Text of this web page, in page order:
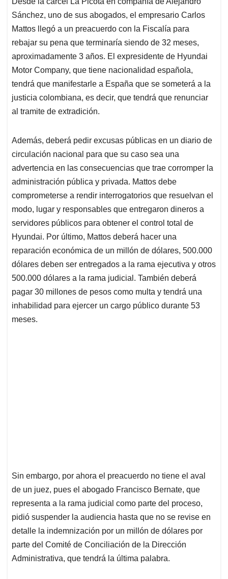
s
A
p
p
b
o
o
k
e
d
I
n
l
a
d
s
Sánchez, uno de sus abogados, el empresario Carlos
Mattos llegó a un preacuerdo con la Fiscalía para
rebajar su pena que terminaría siendo de 32 meses,
aproximadamente 3 años. El expresidente de Hyundai
Motor Company, que tiene nacionalidad española,
tendrá que manifestarle a España que se someterá a la
justicia colombiana, es decir, que tendrá que renunciar
al tramite de extradición.
Además, deberá pedir excusas públicas en un diario de
circulación nacional para que su caso sea una
advertencia en las consecuencias que trae corromper la
administración pública y privada. Mattos debe
comprometerse a rendir interrogatorios que resuelvan el
modo, lugar y responsables que entregaron dineros a
servidores públicos para obtener el control total de
Hyundai. Por último, Mattos deberá hacer una
reparación económica de un millón de dólares, 500.000
dólares deben ser entregados a la rama ejecutiva y otros
500.000 dólares a la rama judicial. También deberá
pagar 30 millones de pesos como multa y tendrá una
inhabilidad para ejercer un cargo público durante 53
meses.
Sin embargo, por ahora el preacuerdo no tiene el aval
de un juez, pues el abogado Francisco Bernate, que
representa a la rama judicial como parte del proceso,
pidió suspender la audiencia hasta que no se revise en
detalle la indemnización por un millón de dólares por
parte del Comité de Conciliación de la Dirección
Administrativa, que tendrá la última palabra.